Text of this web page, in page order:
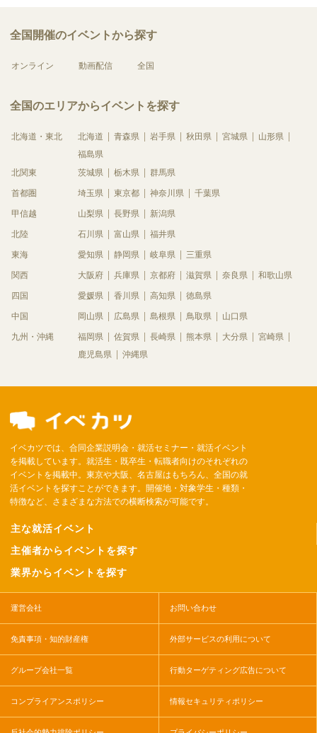
全国開催のイベントから探す
オンライン 動画配信 全国
全国のエリアからイベントを探す
北海道・東北 北海道 青森県 岩手県 秋田県 宮城県
山形県
福島県
北関東
茨城県 栃木県 群馬県
首都圏 埼玉県 東京都 神奈川県 千葉県
甲信越 山梨県 長野県 新潟県
北陸 石川県 富山県 福井県
東海 愛知県 静岡県 岐阜県 三重県
関西 大阪府 兵庫県 京都府 滋賀県 奈良県 和歌山県
四国 愛媛県 香川県 高知県 徳島県
中国 岡山県 広島県 島根県 鳥取県 山口県
九州・沖縄 福岡県 佐賀県 長崎県 熊本県 大分県
宮崎県
鹿児島県
沖縄県
イベカツでは、合同企業説明会・就活セミナー・就活イベント
を掲載しています。就活生・既卒生・転職者向けのそれぞれの
イベントを掲載中。東京や大阪、名古屋はもちろん、全国の就
活イベントを探すことができます。開催地・対象学生・種類・
特徴など、さまざまな方法での横断検索が可能です。
主な就活イベント
主催者からイベントを探す
業界からイベントを探す
運営会社 お問い合わせ
免責事項・知的財産権 外部サービスの利用について
グループ会社一覧 行動ターゲティング広告について
コンプライアンスポリシー 情報セキュリティポリシー